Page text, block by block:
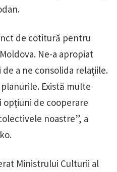
de cotitură pentru
Ne-a apropiat
a ne consolida relațiile.
Există multe
de cooperare
noastre”, a
Ministrului Culturii al